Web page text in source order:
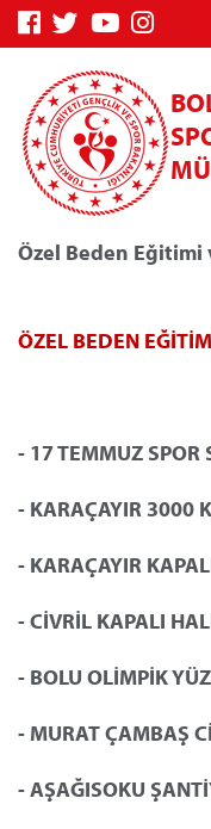
Özel Beden Eğitimi
ÖZEL BEDEN
- 17 TEMMUZ SPOR
- KARAÇAYIR 3000
- KARAÇAYIR
- CİVRİL KAPALI
- BOLU OLİMPİK
- MURAT ÇAMBAŞ
- AŞAĞISOKU
Genç Bilgi
Kredi/Yurt E-